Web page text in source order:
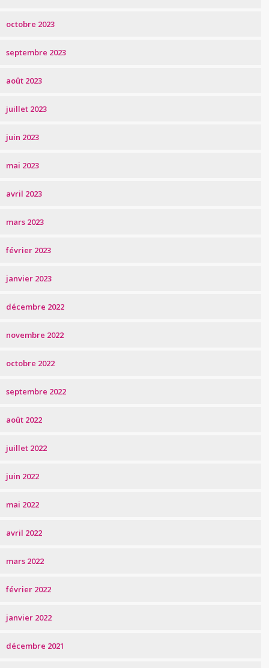
octobre 2023
septembre 2023
août 2023
juillet 2023
juin 2023
mai 2023
avril 2023
mars 2023
février 2023
janvier 2023
décembre 2022
novembre 2022
octobre 2022
septembre 2022
août 2022
juillet 2022
juin 2022
mai 2022
avril 2022
mars 2022
février 2022
janvier 2022
décembre 2021